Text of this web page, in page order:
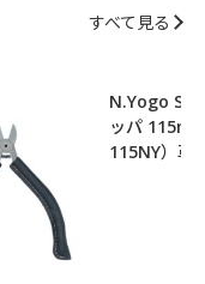
すべて見る
N.Yogo
ッパ
115NY）革